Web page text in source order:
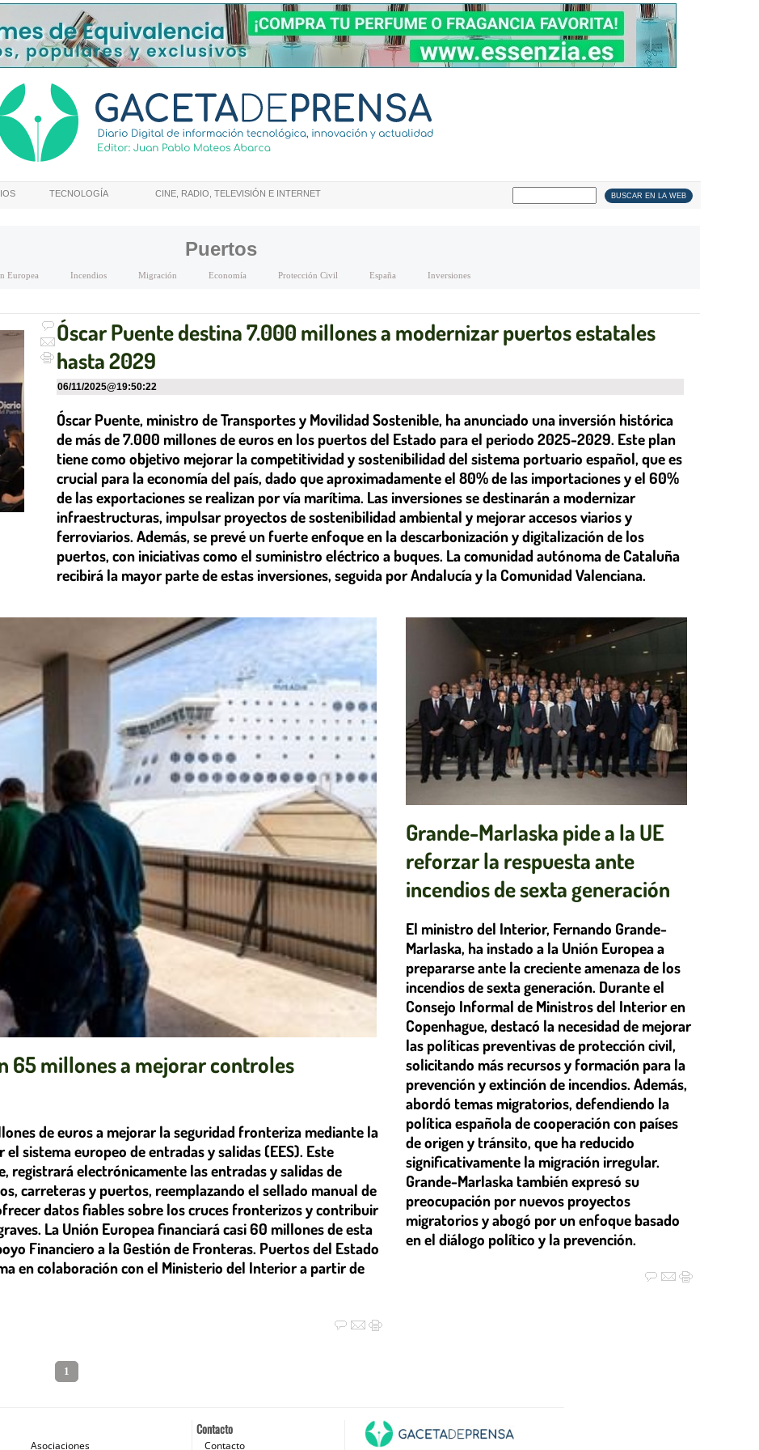
TECNOLOGÍA CINE, RADIO, TELEVISIÓN E INTERNET
Puertos
Europea Incendios Migración Economía Protección Civil España Inversiones
Óscar Puente destina 7.000 millones a modernizar puertos estatales
hasta 2029
06/11/2025@19:50:22
Óscar Puente, ministro de Transportes y Movilidad Sostenible, ha anunciado una inversión histórica
de más de 7.000 millones de euros en los puertos del Estado para el periodo 2025-2029. Este plan
tiene como objetivo mejorar la competitividad y sostenibilidad del sistema portuario español, que es
crucial para la economía del país, dado que aproximadamente el 80% de las importaciones y el 60%
de las exportaciones se realizan por vía marítima. Las inversiones se destinarán a modernizar
infraestructuras, impulsar proyectos de sostenibilidad ambiental y mejorar accesos viarios y
ferroviarios. Además, se prevé un fuerte enfoque en la descarbonización y digitalización de los
puertos, con iniciativas como el suministro eléctrico a buques. La comunidad autónoma de Cataluña
recibirá la mayor parte de estas inversiones, seguida por Andalucía y la Comunidad Valenciana.
65 millones a mejorar controles
de euros a mejorar la seguridad fronteriza mediante la
sistema europeo de entradas y salidas (EES). Este
registrará electrónicamente las entradas y salidas de
carreteras y puertos, reemplazando el sellado manual de
datos fiables sobre los cruces fronterizos y contribuir
La Unión Europea financiará casi 60 millones de esta
Financiero a la Gestión de Fronteras. Puertos del Estado
en colaboración con el Ministerio del Interior a partir de
1
Grande-Marlaska pide a la UE
reforzar la respuesta ante
incendios de sexta generación
El ministro del Interior, Fernando Grande-
Marlaska, ha instado a la Unión Europea a
prepararse ante la creciente amenaza de los
incendios de sexta generación. Durante el
Consejo Informal de Ministros del Interior en
Copenhague, destacó la necesidad de mejorar
las políticas preventivas de protección civil,
solicitando más recursos y formación para la
prevención y extinción de incendios. Además,
abordó temas migratorios, defendiendo la
política española de cooperación con países
de origen y tránsito, que ha reducido
significativamente la migración irregular.
Grande-Marlaska también expresó su
preocupación por nuevos proyectos
migratorios y abogó por un enfoque basado
en el diálogo político y la prevención.
Contacto
Contacto
Asociaciones